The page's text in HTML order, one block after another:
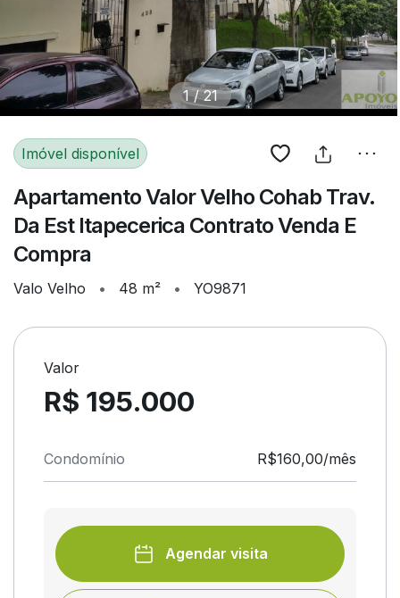
1/21
Imóvel disponível
Apartamento Valor Velho Cohab Trav.
Da Est Itapecerica Contrato Venda E
Compra
Valo Velho • 48 m² • YO9871
Valor
R$ 195.000
Condomínio R$160,00/mês
Agendar visita